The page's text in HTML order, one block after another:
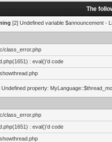
The
[2] Undefined variable $announcement -
class_error.php
: eval()'d code
Undefined property:
class_error.php
: eval()'d code